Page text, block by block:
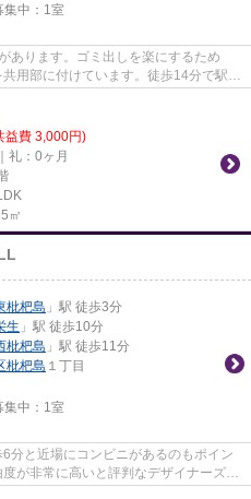
中： 1室
あります。ゴミ出しを楽にするため
用部に付けています。徒歩14分で駅へ
益費 3,000円)
礼：0ヶ月
㎡
枇杷島 」駅 徒歩3分
生 」駅 徒歩10分
枇杷島 」駅 徒歩11分
枇杷島 １丁目
中： 1室
分と近場にコンビニがあるのもポイン
が非常に高いと評判なデザイナーズ物